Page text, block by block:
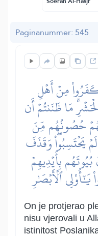
Paginanummer: 545
مِنۡ أَهۡلِ
مَا ظَنَنتُمۡ أَن
حُصُونُهُم مِّنَ
يَحۡتَسِبُواْۖ وَقَذَفَ
بِأَيۡدِيهِمۡ
يَٰٓأُوْلِي ٱلۡأَبۡصَٰرِ
On je protjerao
nisu vjerovali u
istinitost